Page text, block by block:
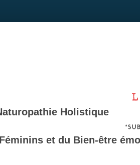
Holistique
et du Bien-être